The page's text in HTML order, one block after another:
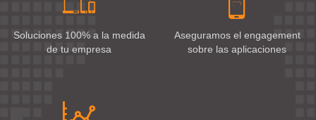
Soluciones 100% a la medida
de tu empresa
Aseguramos el engagement
sobre las aplicaciones